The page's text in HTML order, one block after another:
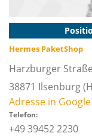
Hermes PaketShop
Harzburger
38871 Ilsenburg
Adresse in
Telefon:
+49 39452 2230